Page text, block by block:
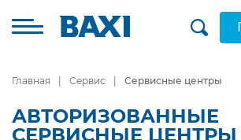
Главная Сервис Сервисные центры
АВТОРИЗОВАННЫЕ
СЕРВИСНЫЕ ЦЕНТРЫ